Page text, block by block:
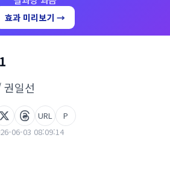
효과 미리보기 →
일선
06-03 08:09:14
URL P